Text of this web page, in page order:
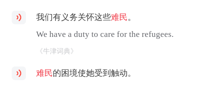
我们有义务关怀这些难民。
We have a duty to care for the refugees.
《牛津词典》
难民的困境使她受到触动。